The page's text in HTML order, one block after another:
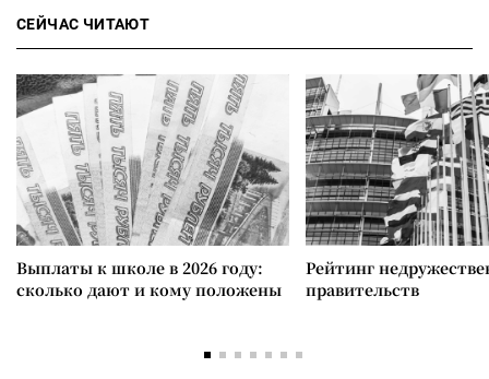
СЕЙЧАС ЧИТАЮТ
Выплаты к школе в 2026 году:
сколько дают и кому положены
Рейтинг
правительств